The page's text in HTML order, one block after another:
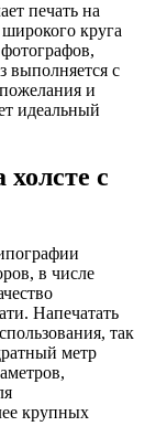
печать на
круга
выполняется с
и
идеальный
с
в числе
Напечатать
так
метр
крупных